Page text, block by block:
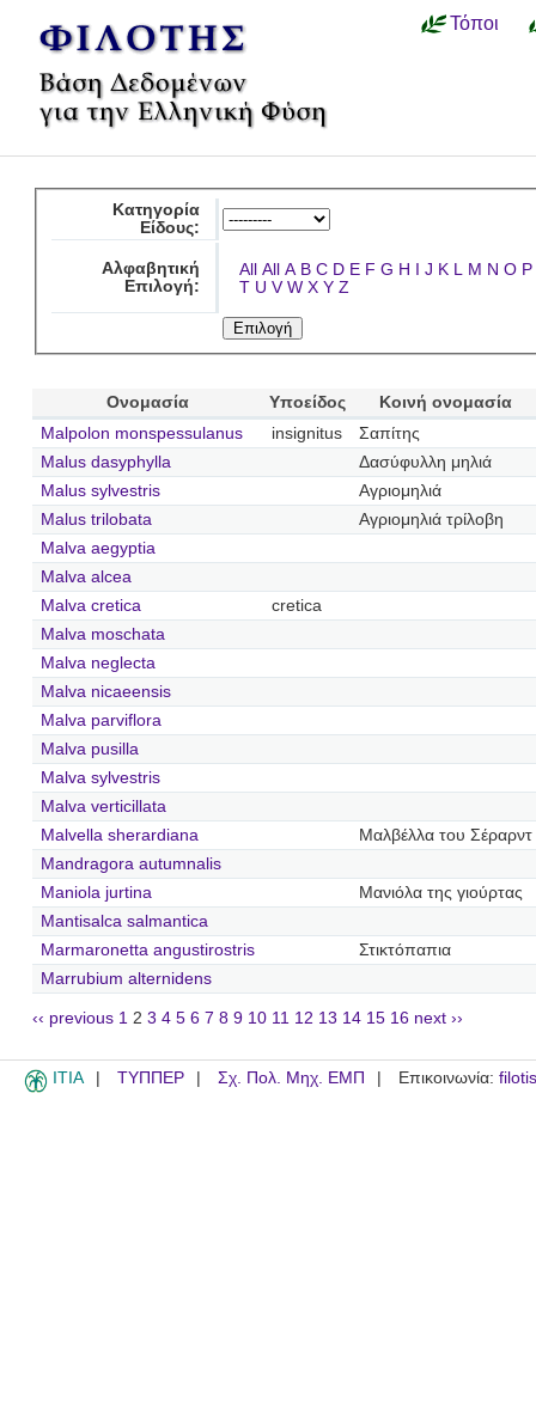
Τόποι
Κατηγορία
Είδους:
Αλφαβητική
Επιλογή:
All All A B C D E F G H I J K L M N O P
T U V W X Y Z
Ονομασία Υποείδος
Κοινή ονομασία
Malpolon monspessulanus
insignitus
Σαπίτης
Malus dasyphylla
Δασύφυλλη μηλιά
Malus sylvestris
Αγριομηλιά
Malus trilobata
Αγριομηλιά τρίλοβη
Malva aegyptia
Malva alcea
Malva cretica
cretica
Malva moschata
Malva neglecta
Malva nicaeensis
Malva parviflora
Malva pusilla
Malva sylvestris
Malva verticillata
Malvella sherardiana
Μαλβέλλα του Σέραρντ
Mandragora autumnalis
Maniola jurtina
Μανιόλα της γιούρτας
Mantisalca salmantica
Marmaronetta angustirostris
Στικτόπαπια
Marrubium alternidens
‹‹ previous 1 2 3 4 5 6 7 8 9 10 11 12 13 14 15 16 next ››
ITIA ΤΥΠΠΕΡ Σχ. Πολ. Μηχ. ΕΜΠ Επικοινωνία: